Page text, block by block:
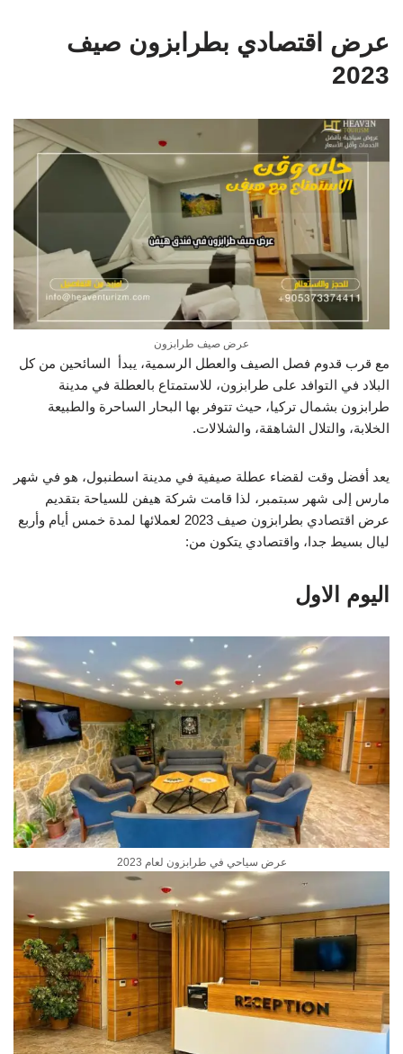
عرض اقتصادي بطرابزون صيف
2023
عرض صيف طرابزون
مع قرب قدوم فصل الصيف والعطل الرسمية، يبدأ السائحين من كل
البلاد في التوافد على طرابزون، للاستمتاع بالعطلة في مدينة
طرابزون بشمال تركيا، حيث تتوفر بها البحار الساحرة والطبيعة
الخلابة، والتلال الشاهقة، والشلالات.
يعد أفضل وقت لقضاء عطلة صيفية في مدينة اسطنبول، هو في شهر
مارس إلى شهر سبتمبر، لذا قامت شركة هيفن للسياحة بتقديم
عرض اقتصادي بطرابزون صيف 2023
لعملائها لمدة خمس أيام وأربع
ليال بسيط جدا، واقتصادي يتكون من:
اليوم الاول
عرض سياحي في طرابزون لعام 2023